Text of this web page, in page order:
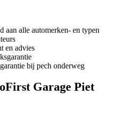
aan alle automerken- en typen
en advies
bij pech onderweg
Garage Piet